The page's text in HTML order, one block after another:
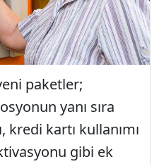
paketler;
yanı sıra
kartı kullanımı
gibi ek